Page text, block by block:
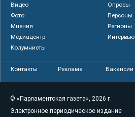
Видео
Опросы
Фото
Персоны
Мнения
Регионы
Медиацентр
Интервью
Колумнисты
Контакты Реклама Вакансии
© «Парламентская газета», 2026 г.
Электронное периодическое издание